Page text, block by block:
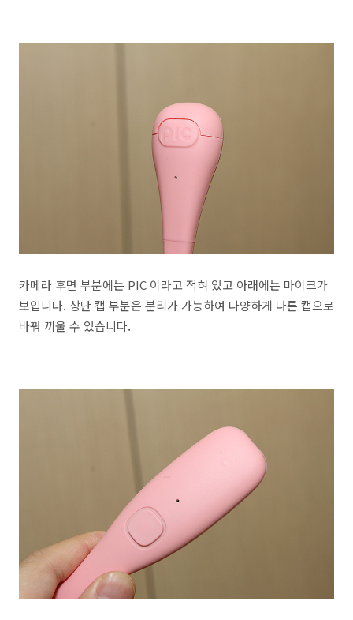
카메라 후면 부분에는 PIC 이라고 적혀 있고 아래에는 마이크가
보입니다. 상단 캡 부분은 분리가 가능하여 다양하게 다른 캡으로
바꿔 끼울 수 있습니다.